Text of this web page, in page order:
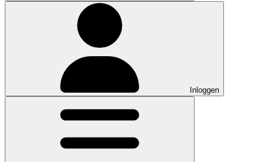
Inloggen